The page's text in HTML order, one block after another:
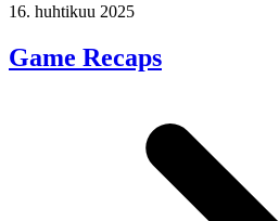
16. huhtikuu 2025
Game Recaps